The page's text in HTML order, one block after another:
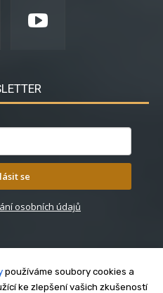
se
osobních údajů
používáme soubory cookies a
ke zlepšení vašich zkušeností